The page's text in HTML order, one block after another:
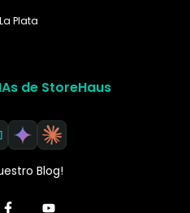
Plata
de StoreHaus
Blog!